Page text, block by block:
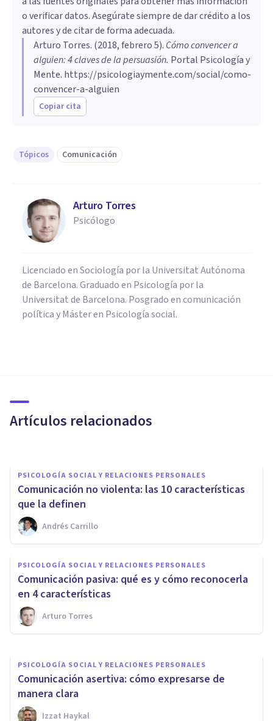
o verificar datos. Asegúrate siempre de dar crédito a los
autores y de citar de forma adecuada.
Arturo Torres. (2018, febrero 5). Cómo convencer a
alguien: 4 claves de la persuasión. Portal Psicología y
Mente. https://psicologiaymente.com/social/como-
convencer-a-alguien
Copiar cita
Tópicos Comunicación
Arturo Torres
Psicólogo
Licenciado en Sociología por la Universitat Autónoma
de Barcelona. Graduado en Psicología por la
Universitat de Barcelona. Posgrado en comunicación
política y Máster en Psicología social.
Artículos relacionados
quiso decir “no” y todo acabó
PSICOLOGÍA SOCIAL Y RELACIONES PERSONALES
Comunicación no violenta: las 10 características
que la definen
Andrés Carrillo
PSICOLOGÍA SOCIAL Y RELACIONES PERSONALES
Comunicación pasiva: qué es y cómo reconocerla
en 4 características
Arturo Torres
PSICOLOGÍA SOCIAL Y RELACIONES PERSONALES
Comunicación sincrónica:
características, ventajas e
inconvenientes
Isabel Rovira Salvador
PSICOLOGÍA SOCIAL Y RELACIONES PERSONALES
Comunicación asertiva: cómo expresarse de
manera clara
Izzat Haykal